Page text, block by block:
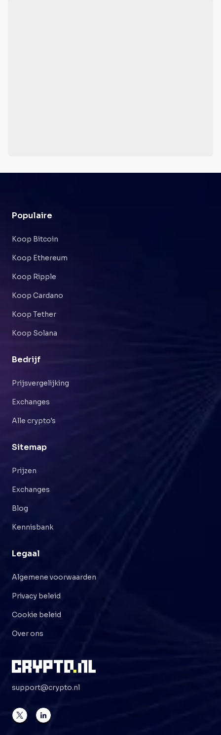
Populaire
Koop Bitcoin
Koop Ethereum
Koop Ripple
Koop Cardano
Koop Tether
Koop Solana
Bedrijf
Prijsvergelijking
Exchanges
Alle crypto's
Sitemap
Prijzen
Exchanges
Blog
Kennisbank
Legaal
Algemene voorwaarden
Privacy beleid
Cookie beleid
Over ons
support@crypto.nl